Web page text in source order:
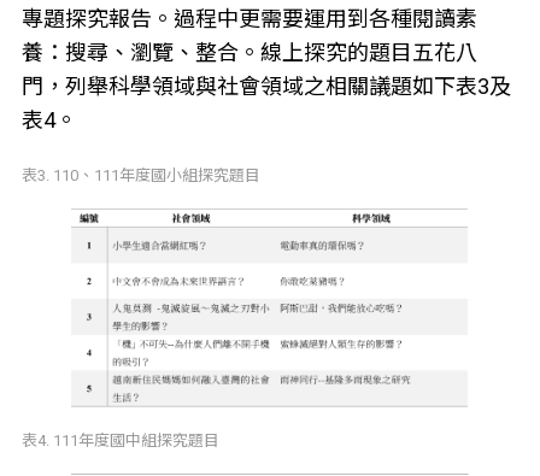
專題探究報告。過程中更需要運用到各種閱讀素
養：搜尋、瀏覽、整合。線上探究的題目五花八
門，列舉科學領域與社會領域之相關議題如下表3及
表4。
表3. 110、111年度國小組探究題目
表4. 111年度國中組探究題目